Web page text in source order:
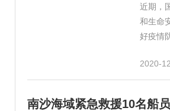
近期，
和生命
好疫情
2020-
南沙海域紧急救援10名船